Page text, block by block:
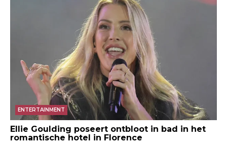
ENTERTAINMENT
Ellie Goulding poseert ontbloot in bad in het
romantische hotel in Florence